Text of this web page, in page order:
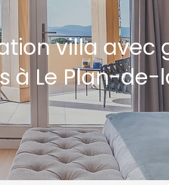
villa avec
à Le Plan-de-